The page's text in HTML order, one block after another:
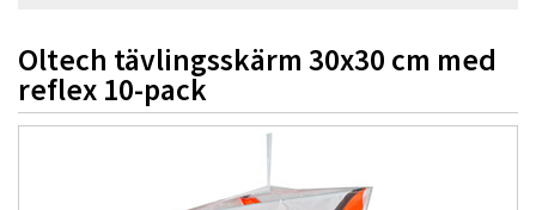
Oltech tävlingsskärm 30x30 cm med
reflex 10-pack